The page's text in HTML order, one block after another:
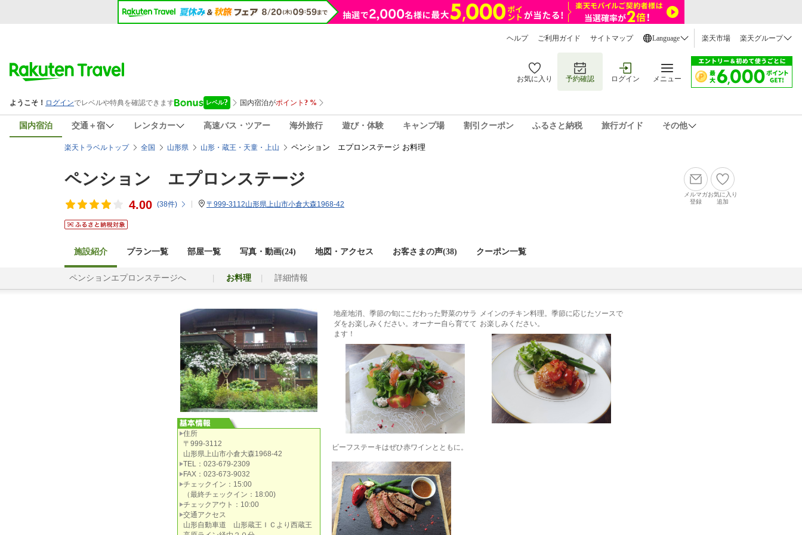
ヘルプ ご利用ガイド サイトマップ Language 楽天市場 楽天グループ
お気に入り 予約確認 ログイン メニュー
国内宿泊 交通＋宿 レンタカー 高速バス・ツアー 海外旅行 遊び・体験 キャンプ場 割引クーポン ふるさと納税 旅行ガイド その他
楽天トラベルトップ 全国 山形県 山形・蔵王・天童・上山 ペンション エプロンステージ お料理
ペンション エプロンステージ
4.00 (38件) 〒999-3112山形県上山市小倉大森1968-42
メルマガ
登録
お気に入り
追加
施設紹介 プラン一覧 部屋一覧 写真・動画(24) 地図・アクセス お客さまの声(38) クーポン一覧
ペンションエプロンステージへ お料理 詳細情報
住所
〒999-3112
山形県上山市小倉大森1968-42
TEL：023-679-2309
FAX：023-673-9032
チェックイン：15:00
（最終チェックイン：18:00)
チェックアウト：10:00
交通アクセス
山形自動車道 山形蔵王ＩＣより西蔵王
地産地消、季節の旬にこだわった野菜のサラ
ダをお楽しみください。オーナー自ら育てて
ます！
メインのチキン料理。季節に応じたソースで
お楽しみください。
ビーフステーキはぜひ赤ワインとともに。